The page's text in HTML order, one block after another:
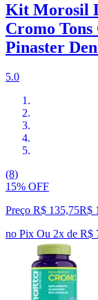
Kit Morosil
Cromo Tons
Pinaster
5.0
(8)
15% OFF
Preço R$ 135,75R$
no Pix Ou 2x de R$